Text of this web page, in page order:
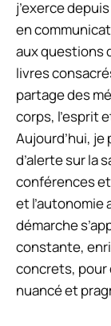
j’exerce
en
aux questions
livres
partage des
corps, l’esprit
Aujourd’hui,
d’alerte sur la
conférences
et l’autonomie
démarche
constante,
concrets, pour
nuancé et